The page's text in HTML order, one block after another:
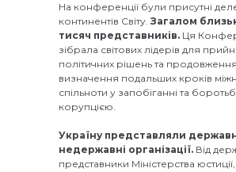
На конференції були присутні
континентів Світу. Загалом
тисяч представників. Ця
зібрала світових лідерів для
політичних рішень та
визначення подальших кроків
спільноти у запобіганні та
корупцією.
Україну представляли
недержавні організації. Від
представники Міністерства юстиції,